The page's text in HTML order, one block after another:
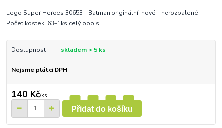
Lego Super Heroes 30653 - Batman originální, nové - nerozbalené
Počet kostek: 63+1ks celý popis
Dostupnost skladem > 5 ks
Nejsme plátci DPH
140 Kč/ks
Přidat do košíku